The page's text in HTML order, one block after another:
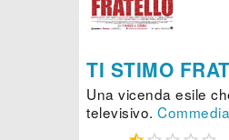
TI STIMO
Una vicenda esile
televisivo. Commedia